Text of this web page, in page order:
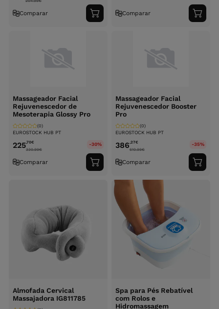
Comparar
Adicionar
ao
Comparar
ao
Massageador Facial
Rejuvenescedor de
Mesoterapia Glossy Pro
EUROSTOCK HUB PT
(0)
225,70€
330.99€
-30%
Comparar
Adicionar
ao
carrinho
Massageador Facial
Rejuvenescedor Booster
Pro
EUROSTOCK HUB PT
(0)
386,27€
610.99€
-35%
Comparar
ao
Almofada Cervical
Massajadora IG811785
Spa para Pés Rebatível
com Rolos e
Hidromassagem